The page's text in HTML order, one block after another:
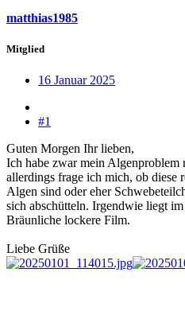
matthias1985
Mitglied
16 Januar 2025
#1
Guten Morgen Ihr lieben,
Ich habe zwar mein
allerdings frage ich mich, ob diese
Algen sind oder eher
sich abschütteln. Irgendwie liegt
Bräunliche lockere Film.
Liebe Grüße